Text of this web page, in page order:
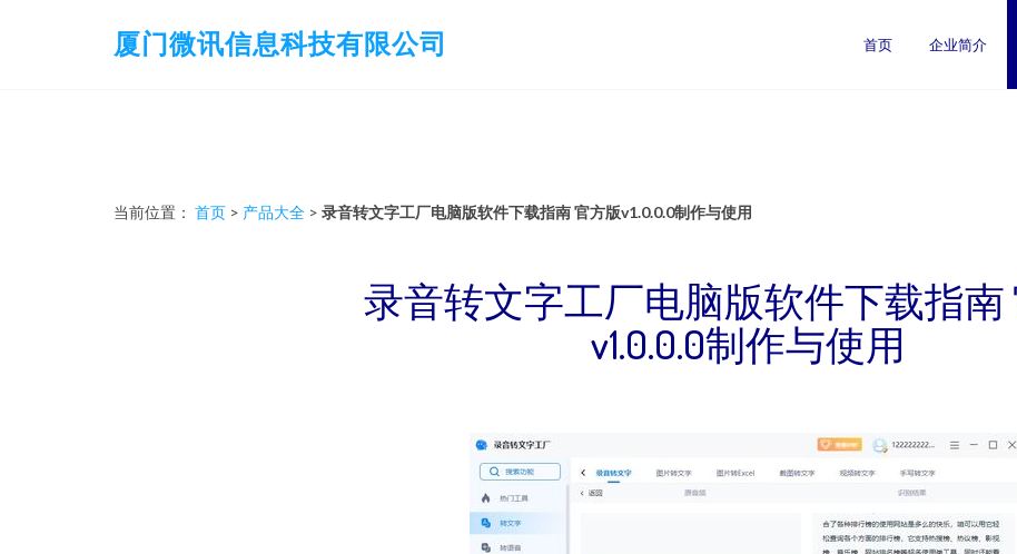
厦门微讯信息科技有限公司 首页 企业简介
当前位置： 首页 > 产品大全 > 录音转文字工厂电脑版软件下载指南 官方版v1.0.0.0制作与使用
录音转文字工厂电脑版软件下载指南
v1.0.0.0制作与使用